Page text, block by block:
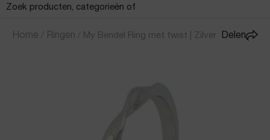
Home / Ringen / My Bendel Ring met twist | Zilver Delen